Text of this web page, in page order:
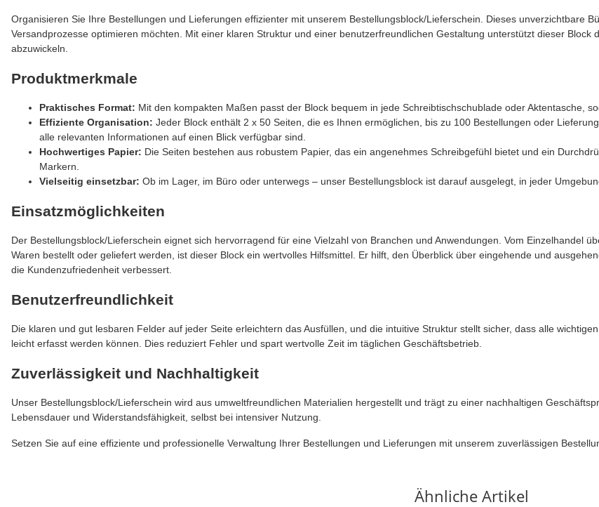
Organisieren Sie Ihre Bestellungen und Lieferungen effizienter mit unserem Bestellungsblock/Lieferschein. Dieses unverzichtbare
Versandprozesse optimieren möchten. Mit einer klaren Struktur und einer benutzerfreundlichen Gestaltung unterstützt dieser
abzuwickeln.
Produktmerkmale
Praktisches Format: Mit den kompakten Maßen passt der Block bequem in jede Schreibtischschublade oder Aktentasche,
Effiziente Organisation: Jeder Block enthält 2 x 50 Seiten, die es Ihnen ermöglichen, bis zu 100 Bestellungen oder
alle relevanten Informationen auf einen Blick verfügbar sind.
Hochwertiges Papier: Die Seiten bestehen aus robustem Papier, das ein angenehmes Schreibgefühl bietet und ein
Markern.
Vielseitig einsetzbar: Ob im Lager, im Büro oder unterwegs – unser Bestellungsblock ist darauf ausgelegt, in jeder
Einsatzmöglichkeiten
Der Bestellungsblock/Lieferschein eignet sich hervorragend für eine Vielzahl von Branchen und Anwendungen. Vom Einzelhandel
Waren bestellt oder geliefert werden, ist dieser Block ein wertvolles Hilfsmittel. Er hilft, den Überblick über eingehende und
die Kundenzufriedenheit verbessert.
Benutzerfreundlichkeit
Die klaren und gut lesbaren Felder auf jeder Seite erleichtern das Ausfüllen, und die intuitive Struktur stellt sicher, dass alle
leicht erfasst werden können. Dies reduziert Fehler und spart wertvolle Zeit im täglichen Geschäftsbetrieb.
Zuverlässigkeit und Nachhaltigkeit
Unser Bestellungsblock/Lieferschein wird aus umweltfreundlichen Materialien hergestellt und trägt zu einer nachhaltigen
Lebensdauer und Widerstandsfähigkeit, selbst bei intensiver Nutzung.
Setzen Sie auf eine effiziente und professionelle Verwaltung Ihrer Bestellungen und Lieferungen mit unserem zuverlässigen
Ähnliche Artikel